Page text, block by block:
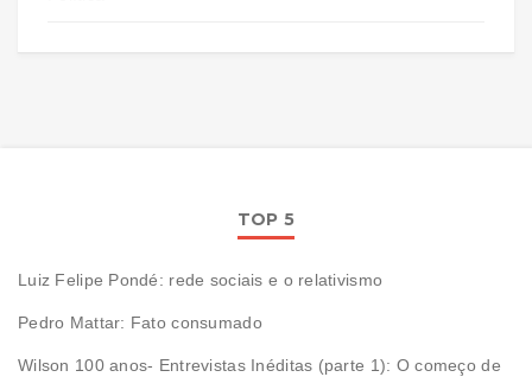
TOP 5
Luiz Felipe Pondé: rede sociais e o relativismo
Pedro Mattar: Fato consumado
Wilson 100 anos- Entrevistas Inéditas (parte 1): O começo de